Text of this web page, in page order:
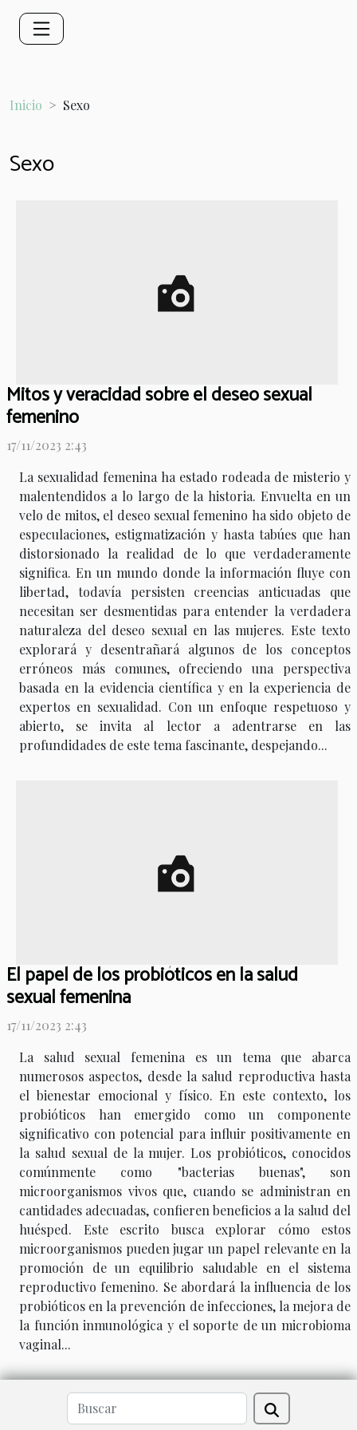
Inicio Sexo
Sexo
Mitos y veracidad sobre el deseo sexual
femenino
17/11/2023 2:43
La sexualidad femenina ha estado rodeada de misterio y
malentendidos a lo largo de la historia. Envuelta en un
velo de mitos, el deseo sexual femenino ha sido objeto de
especulaciones, estigmatización y hasta tabúes que han
distorsionado la realidad de lo que verdaderamente
significa. En un mundo donde la información fluye con
libertad, todavía persisten creencias anticuadas que
necesitan ser desmentidas para entender la verdadera
naturaleza del deseo sexual en las mujeres. Este texto
explorará y desentrañará algunos de los conceptos
erróneos más comunes, ofreciendo una perspectiva
basada en la evidencia científica y en la experiencia de
expertos en sexualidad. Con un enfoque respetuoso y
abierto, se invita al lector a adentrarse en las
profundidades de este tema fascinante, despejando...
El papel de los probióticos en la salud
sexual femenina
17/11/2023 2:43
La salud sexual femenina es un tema que abarca
numerosos aspectos, desde la salud reproductiva hasta
el bienestar emocional y físico. En este contexto, los
probióticos han emergido como un componente
significativo con potencial para influir positivamente en
la salud sexual de la mujer. Los probióticos, conocidos
comúnmente como "bacterias buenas", son
microorganismos vivos que, cuando se administran en
cantidades adecuadas, confieren beneficios a la salud del
huésped. Este escrito busca explorar cómo estos
microorganismos pueden jugar un papel relevante en la
promoción de un equilibrio saludable en el sistema
reproductivo femenino. Se abordará la influencia de los
probióticos en la prevención de infecciones, la mejora de
la función inmunológica y el soporte de un microbioma
vaginal...